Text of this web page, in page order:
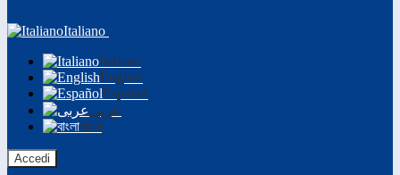
Italiano
Italiano
English
Español
عربى
বাংলা
Accedi